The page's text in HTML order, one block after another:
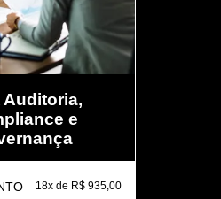
Auditoria,
e
18x de R$ 935,00